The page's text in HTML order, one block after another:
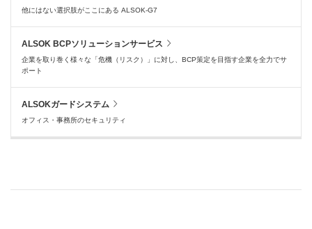
他にはない選択肢がここにある ALSOK-G7
ALSOK BCPソリューションサービス
企業を取り巻く様々な「危機（リスク）」に対し、BCP策定を目指す企業を全力でサ
ポート
ALSOKガードシステム
オフィス・事務所のセキュリティ